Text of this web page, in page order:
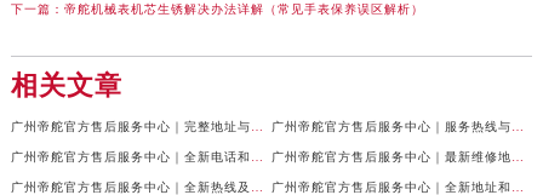
下一篇： 帝舵机械表机芯生锈解决办法详解（常见手表保养误区解析）
相关文章